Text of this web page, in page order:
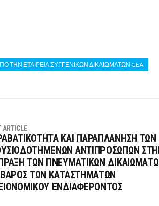
ΤΗΝ ΕΤΑΙΡΕΙΑ ΣΥΓΓΕΝΙΚΩΝ ΔΙΚΑΙΩΜΑΤΩΝ GEA
ARTICLE
ΚΑΙ ΠΑΡΑΠΛΑΝΗΣΗ ΤΩΝ
ΑΝΤΙΠΡΟΣΩΠΩΝ
ΤΩΝ ΠΝΕΥΜΑΤΙΚΩΝ
ΒΑΡΟΣ ΤΩΝ ΚΑΤΑΣΤΗΜΑΤΩΝ
ΕΝΔΙΑΦΕΡΟΝΤΟΣ